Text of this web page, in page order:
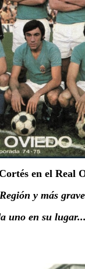
en el Real
y más
uno en su